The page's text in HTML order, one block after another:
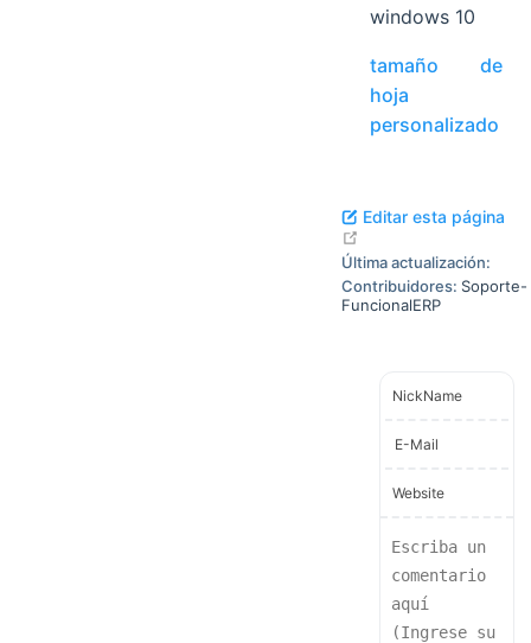
windows 10
tamaño de
hoja
personalizado
Editar esta página
Última actualización:
Contribuidores: Soporte-
FuncionalERP
NickName
E-Mail
Website